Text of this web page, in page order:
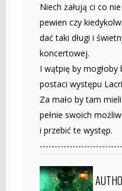
Niech żałują ci co
pewien czy
dać taki długi i
koncertowej.
I wątpię by mogłoby
postaci występu
Za mało by tam
pełnie swoich
i przebić te występ.